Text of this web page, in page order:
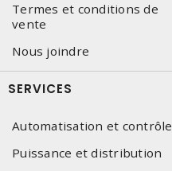
Termes et conditions de
vente
Nous joindre
SERVICES
Automatisation et contrôle
Puissance et distribution